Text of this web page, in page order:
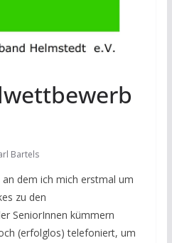
Bartels
dem ich mich erstmal um
zu den
SeniorInnen kümmern
(erfolglos) telefoniert, um